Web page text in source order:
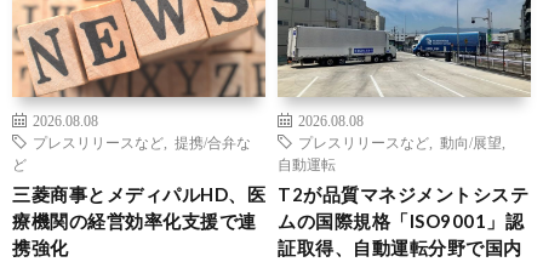
2026.08.08
プレスリリースなど
提携/合弁な
ど
三菱商事とメディパルHD、医
療機関の経営効率化支援で連
携強化
2026.08.08
プレスリリースなど
動向/展望
自動運転
T2が品質マネジメントシステ
ムの国際規格「ISO9001」認
証取得、自動運転分野で国内